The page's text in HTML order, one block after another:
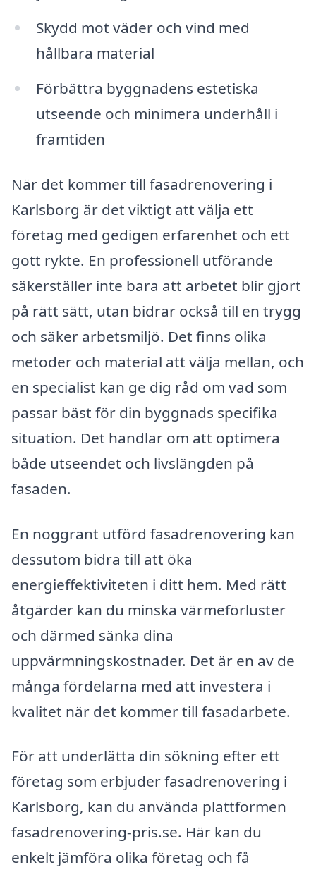
Skydd mot väder och vind med
hållbara material
Förbättra byggnadens estetiska
utseende och minimera underhåll i
framtiden
När det kommer till fasadrenovering i
Karlsborg är det viktigt att välja ett
företag med gedigen erfarenhet och ett
gott rykte. En professionell utförande
säkerställer inte bara att arbetet blir gjort
på rätt sätt, utan bidrar också till en trygg
och säker arbetsmiljö. Det finns olika
metoder och material att välja mellan, och
en specialist kan ge dig råd om vad som
passar bäst för din byggnads specifika
situation. Det handlar om att optimera
både utseendet och livslängden på
fasaden.
En noggrant utförd fasadrenovering kan
dessutom bidra till att öka
energieffektiviteten i ditt hem. Med rätt
åtgärder kan du minska värmeförluster
och därmed sänka dina
uppvärmningskostnader. Det är en av de
många fördelarna med att investera i
kvalitet när det kommer till fasadarbete.
För att underlätta din sökning efter ett
företag som erbjuder fasadrenovering i
Karlsborg, kan du använda plattformen
fasadrenovering-pris.se. Här kan du
enkelt jämföra olika företag och få